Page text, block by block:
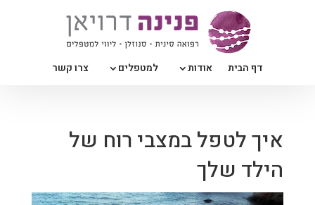
דף הבית אודות למטפלים צרו קשר
איך לטפל במצבי רוח של
הילד שלך